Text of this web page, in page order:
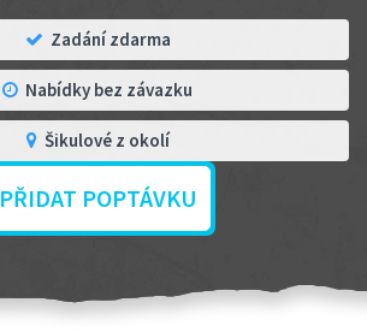
Zadání zdarma
Nabídky bez závazku
Šikulové z okolí
PŘIDAT POPTÁVKU